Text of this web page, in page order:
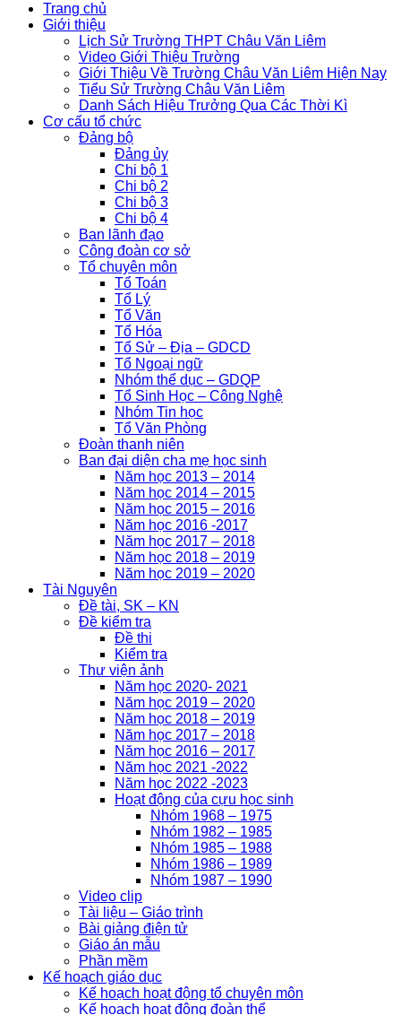
Trang chủ
Giới thiệu
Lịch Sử Trường THPT Châu Văn Liêm
Video Giới Thiệu Trường
Giới Thiệu Về Trường Châu Văn Liêm Hiện Nay
Tiểu Sử Trường Châu Văn Liêm
Danh Sách Hiệu Trưởng Qua Các Thời Kì
Cơ cấu tổ chức
Đảng bộ
Đảng ủy
Chi bộ 1
Chi bộ 2
Chi bộ 3
Chi bộ 4
Ban lãnh đạo
Công đoàn cơ sở
Tổ chuyên môn
Tổ Toán
Tổ Lý
Tổ Văn
Tổ Hóa
Tổ Sử – Địa – GDCD
Tổ Ngoại ngữ
Nhóm thể dục – GDQP
Tổ Sinh Học – Công Nghệ
Nhóm Tin học
Tổ Văn Phòng
Đoàn thanh niên
Ban đại diện cha mẹ học sinh
Năm học 2013 – 2014
Năm học 2014 – 2015
Năm học 2015 – 2016
Năm học 2016 -2017
Năm học 2017 – 2018
Năm học 2018 – 2019
Năm học 2019 – 2020
Tài Nguyên
Đề tài, SK – KN
Đề kiểm tra
Đề thi
Kiểm tra
Thư viện ảnh
Năm học 2020- 2021
Năm học 2019 – 2020
Năm học 2018 – 2019
Năm học 2017 – 2018
Năm học 2016 – 2017
Năm học 2021 -2022
Năm học 2022 -2023
Hoạt động của cựu học sinh
Nhóm 1968 – 1975
Nhóm 1982 – 1985
Nhóm 1985 – 1988
Nhóm 1986 – 1989
Nhóm 1987 – 1990
Video clip
Tài liệu – Giáo trình
Bài giảng điện tử
Giáo án mẫu
Phần mềm
Kế hoạch giáo dục
Kế hoạch hoạt động tổ chuyên môn
Kế hoạch hoạt động đoàn thể